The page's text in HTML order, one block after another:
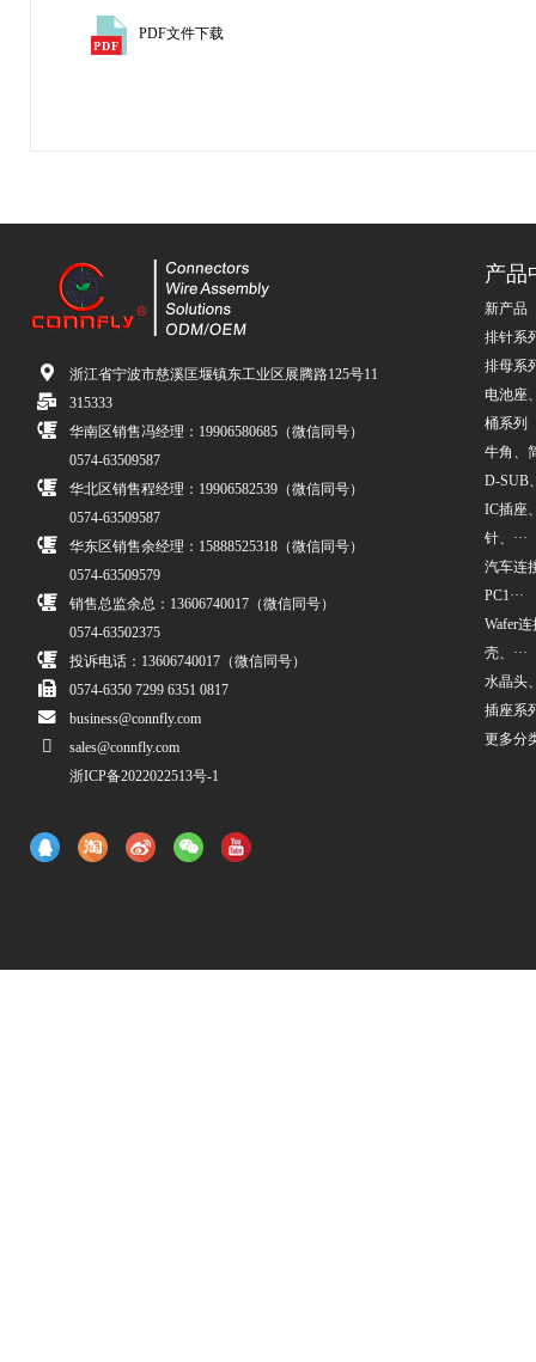
PDF文件下载
浙江省宁波市慈溪匡堰镇东工业区展腾路125号11
315333
华南区销售冯经理：19906580685（微信同号）
0574-63509587
华北区销售程经理：19906582539（微信同号）
0574-63509587
华东区销售余经理：15888525318（微信同号）
0574-63509579
销售总监余总：13606740017（微信同号）
0574-63502375
投诉电话：13606740017（微信同号）
0574-6350 7299 6351 0817
business@connfly.com
sales@connfly.com
浙ICP备2022022513号-1
产品
新产品
排针系
排母系
电池座
桶系列
牛角、
D-SUB
IC插座
针、···
汽车连
PC1···
Wafer
壳、···
水晶头
插座系
更多分